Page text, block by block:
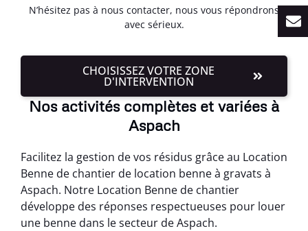
N’hésitez pas à nous contacter, nous vous répondrons
avec sérieux.
CHOISISSEZ VOTRE ZONE
D'INTERVENTION
Nos activités complètes et variées à
Aspach
Facilitez la gestion de vos résidus grâce au Location
Benne de chantier de location benne à gravats à
Aspach. Notre Location Benne de chantier
développe des réponses respectueuses pour louer
une benne dans le secteur de Aspach.